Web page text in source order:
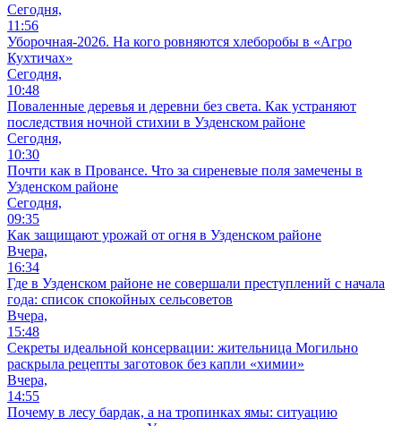
Сегодня,
11:56
Уборочная-2026. На кого ровняются хлеборобы в «Агро
Кухтичах»
Сегодня,
10:48
Поваленные деревья и деревни без света. Как устраняют
последствия ночной стихии в Узденском районе
Сегодня,
10:30
Почти как в Провансе. Что за сиреневые поля замечены в
Узденском районе
Сегодня,
09:35
Как защищают урожай от огня в Узденском районе
Вчера,
16:34
Где в Узденском районе не совершали преступлений с начала
года: список спокойных сельсоветов
Вчера,
15:48
Секреты идеальной консервации: жительница Могильно
раскрыла рецепты заготовок без капли «химии»
Вчера,
14:55
Почему в лесу бардак, а на тропинках ямы: ситуацию